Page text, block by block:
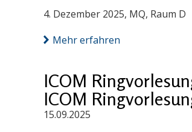
4. Dezember 2025, MQ, Raum D
Mehr erfahren
ICOM
ICOM
15.09.2025